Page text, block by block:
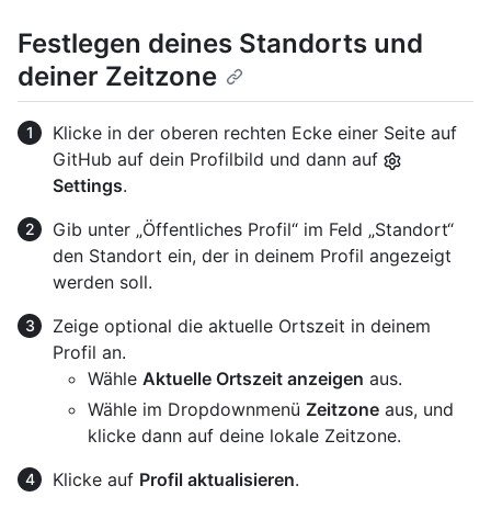
Festlegen deines Standorts und
deiner Zeitzone
Klicke in der oberen rechten Ecke einer Seite auf
GitHub auf dein Profilbild und dann auf
Settings.
Gib unter „Öffentliches Profil“ im Feld „Standort“
den Standort ein, der in deinem Profil angezeigt
werden soll.
Zeige optional die aktuelle Ortszeit in deinem
Profil an.
Wähle Aktuelle Ortszeit anzeigen aus.
Wähle im Dropdownmenü Zeitzone aus, und
klicke dann auf deine lokale Zeitzone.
Klicke auf Profil aktualisieren.